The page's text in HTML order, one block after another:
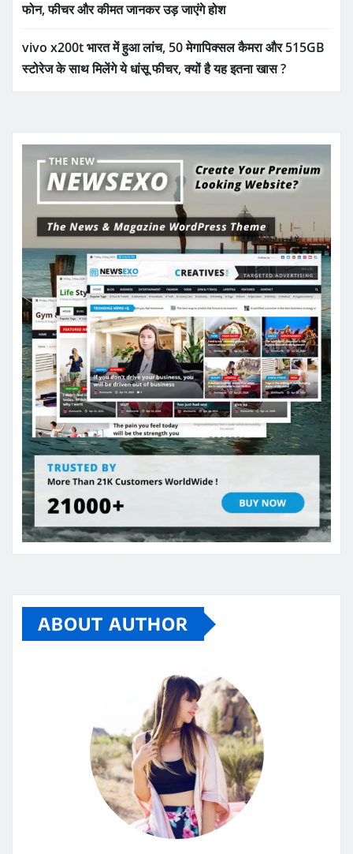
फोन, फीचर और कीमत जानकर उड़ जाएंगे होश
vivo x200t भारत में हुआ लांच, 50 मेगापिक्सल कैमरा और 515GB
स्टोरेज के साथ मिलेंगे ये धांसू फीचर, क्यों है यह इतना खास ?
ABOUT AUTHOR